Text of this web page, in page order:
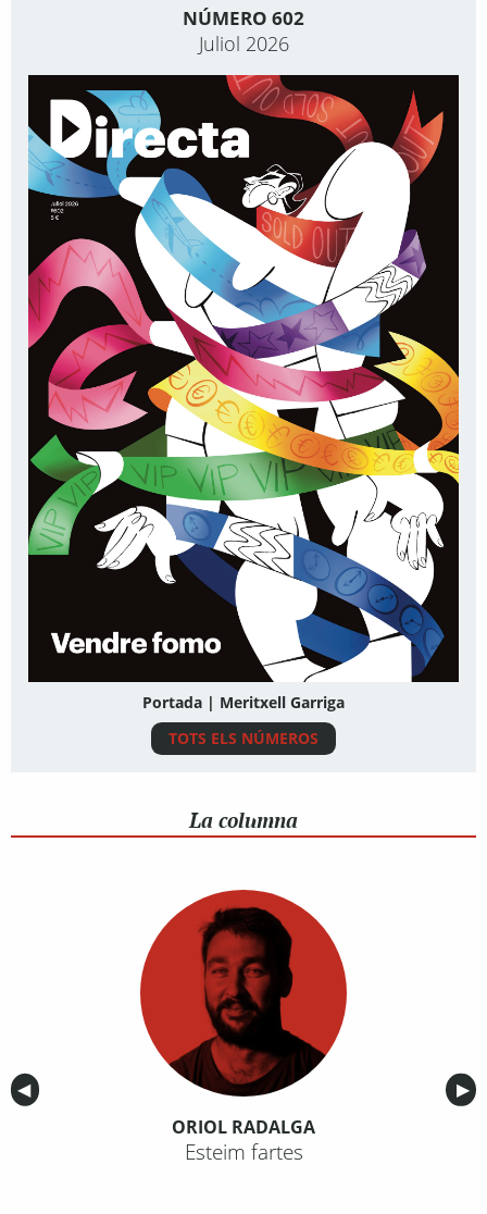
NÚMERO 602
Juliol 2026
Portada | Meritxell Garriga
TOTS ELS NÚMEROS
La columna
Anterior
◀︎ ▶︎
ORIOL RADALGA
Esteim fartes